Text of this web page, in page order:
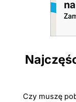
Czy muszę